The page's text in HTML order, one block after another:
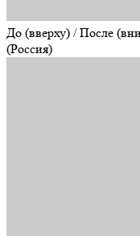
До (вверху) / После
(Россия)